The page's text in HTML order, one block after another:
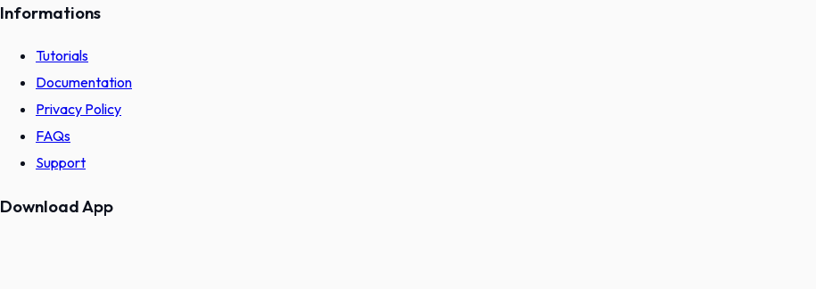
Informations
Tutorials
Documentation
Privacy Policy
FAQs
Support
Download App